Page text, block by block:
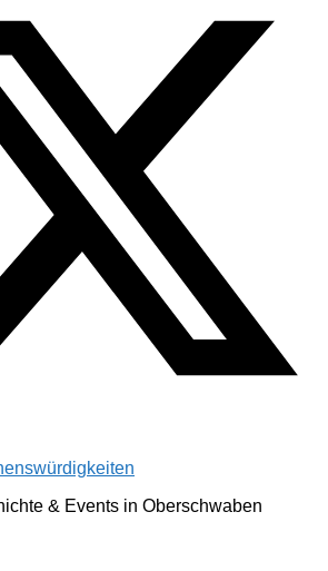
& Events in Oberschwaben